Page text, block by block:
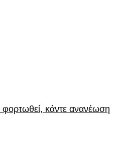
φορτωθεί, κάντε ανανέωση